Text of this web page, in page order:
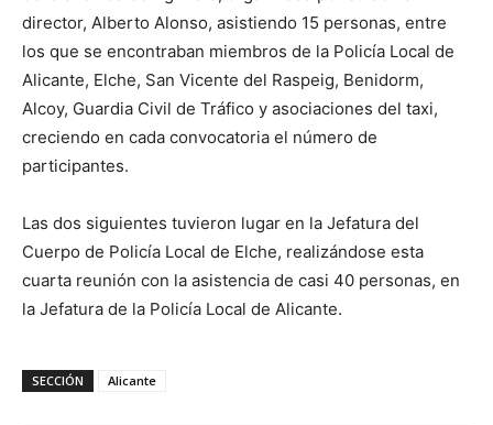
director, Alberto Alonso, asistiendo 15 personas, entre
los que se encontraban miembros de la Policía Local de
Alicante, Elche, San Vicente del Raspeig, Benidorm,
Alcoy, Guardia Civil de Tráfico y asociaciones del taxi,
creciendo en cada convocatoria el número de
participantes.
Las dos siguientes tuvieron lugar en la Jefatura del
Cuerpo de Policía Local de Elche, realizándose esta
cuarta reunión con la asistencia de casi 40 personas, en
la Jefatura de la Policía Local de Alicante.
SECCIÓN Alicante